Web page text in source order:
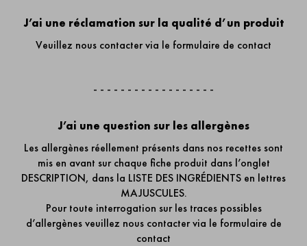
J’ai une réclamation sur la qualité d’un produit
Veuillez nous contacter via le formulaire de contact
- - - - - - - - - - - - - - - - - -
J’ai une question sur les allergènes
Les allergènes réellement présents dans nos recettes sont
mis en avant sur chaque fiche produit dans l’onglet
DESCRIPTION, dans la LISTE DES INGRÉDIENTS en lettres
MAJUSCULES.
Pour toute interrogation sur les traces possibles
d’allergènes veuillez nous contacter via le formulaire de
contact